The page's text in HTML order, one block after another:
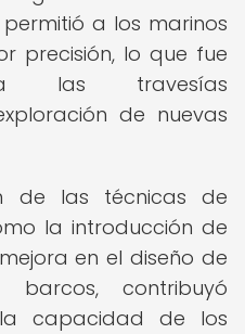
a los marinos
precisión, lo que fue
las travesías
de nuevas
de las técnicas de
la introducción de
en el diseño de
contribuyó
capacidad de los